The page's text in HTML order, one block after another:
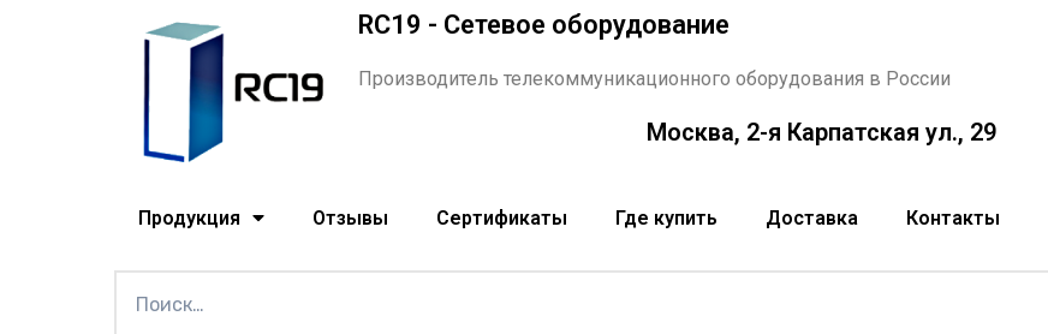
RC19 - Сетевое оборудование
Производитель телекоммуникационного оборудования в России
Москва, 2-я Карпатская ул., 29
Продукция Отзывы Сертификаты Где купить Доставка Контакты